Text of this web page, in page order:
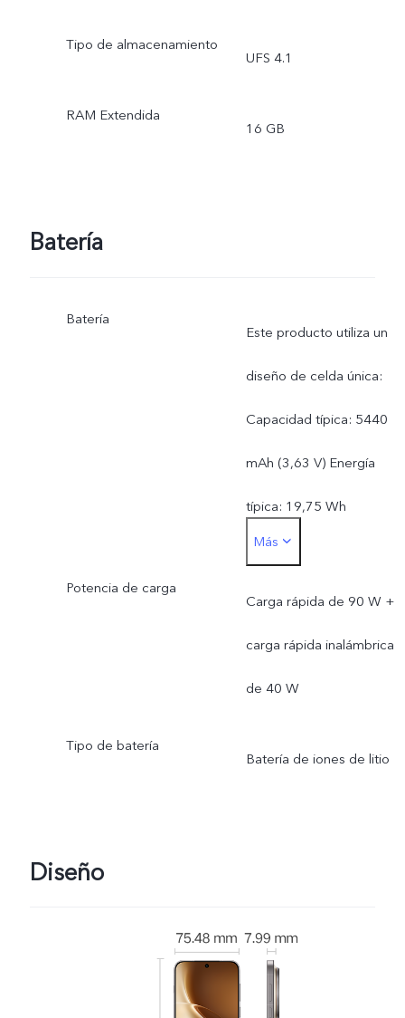
Tipo de almacenamiento
UFS 4.1
RAM Extendida
16 GB
Batería
Batería
Este producto utiliza un
diseño de celda única:
Capacidad típica: 5440
mAh (3,63 V) Energía
típica: 19,75 Wh
Capacidad nominal: 5325
mAh (3,63 V) Energía
nominal: 19,33 Wh
Más
Potencia de carga
Carga rápida de 90 W +
carga rápida inalámbrica
de 40 W
Tipo de batería
Batería de iones de litio
Diseño